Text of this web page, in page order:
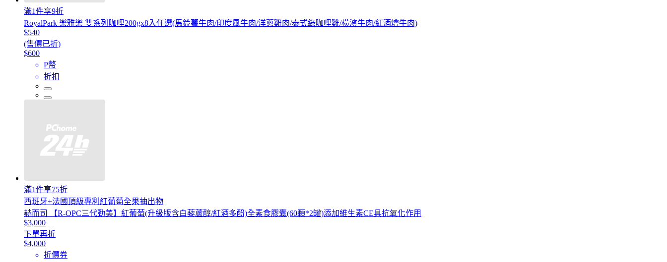
滿1件享9折
RoyalPark 樂雅樂 雙系列咖哩200gx8入任選(馬鈴薯牛肉/印度風牛肉/洋蔥雞肉/泰式綠咖哩雞/橫濱牛肉/紅酒燴牛肉)
$540
(售價已折)
$600
P幣
折扣
滿1件享75折
西班牙+法國頂級專利紅葡萄全果抽出物
赫而司 【R-OPC三代勁美】紅葡萄(升級版含白藜蘆醇/紅酒多酚)全素食膠囊(60顆*2罐)添加維生素CE具抗氧化作用
$3,000
下單再折
$4,000
折價券